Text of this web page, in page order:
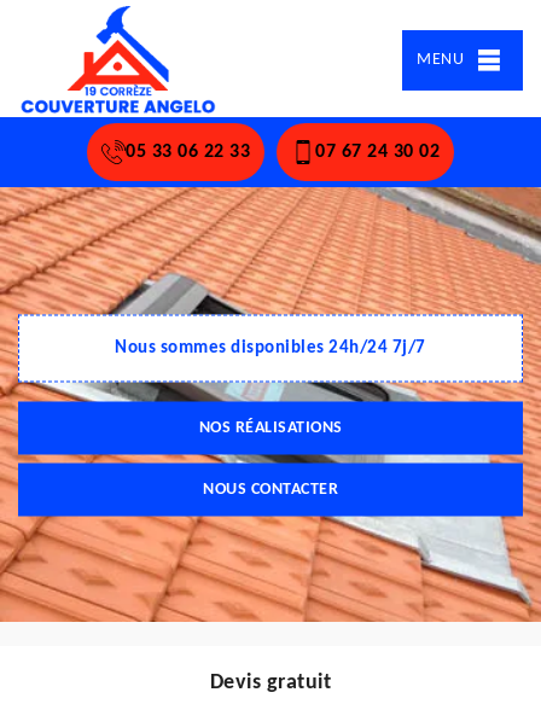
MENU
05 33 06 22 33 07 67 24 30 02
Nous sommes disponibles 24h/24 7j/7
NOS RÉALISATIONS
NOUS CONTACTER
Devis gratuit